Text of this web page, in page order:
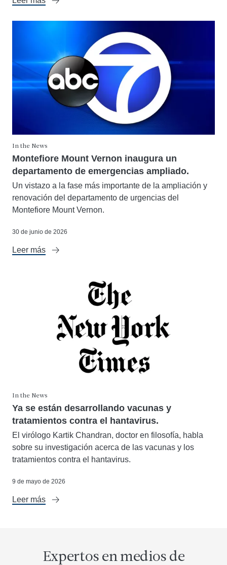
In the News
Montefiore Mount Vernon inaugura un
departamento de emergencias ampliado.
Un vistazo a la fase más importante de la ampliación y
renovación del departamento de urgencias del
Montefiore Mount Vernon.
30 de junio de 2026
Leer más
In the News
Ya se están desarrollando vacunas y
tratamientos contra el hantavirus.
El virólogo Kartik Chandran, doctor en filosofía, habla
sobre su investigación acerca de las vacunas y los
tratamientos contra el hantavirus.
9 de mayo de 2026
Leer más
Encabezamiento
Expertos en medios de